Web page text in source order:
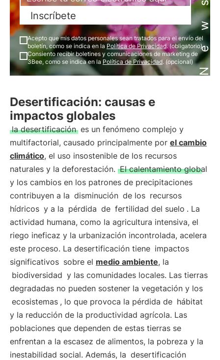
Inscríbete
Acepto que mis datos personales sean tratados para el envío del
boletín, como se indica en la Política de Privacidad. (obligatorio)
Consiento recibir boletines y comunicaciones de marketing de
3Bee, como se indica en la Política de Privacidad. (opcional)
Desertificación: causas e
impactos globales
la desertificación es un fenómeno complejo y
multifactorial, causado principalmente por el cambio
climático, el uso insostenible de los recursos
naturales y la deforestación. El calentamiento global
y los cambios en los patrones de precipitaciones
contribuyen a la disminución de los recursos
hídricos y a la pérdida de fertilidad del suelo . La
actividad humana, como la agricultura intensiva, el
riego ineficaz y la urbanización incontrolada, acelera
este proceso. La desertificación tiene impactos
significativos sobre el medio ambiente, la
biodiversidad y las comunidades locales. Las tierras
degradadas no pueden sostener la vegetación y los
ecosistemas , lo que provoca la pérdida de hábitat
y la reducción de la productividad agrícola. Las
poblaciones que dependen de estas tierras se
enfrentan a la escasez de alimentos, la pobreza y la
inestabilidad social. Además, la desertificación